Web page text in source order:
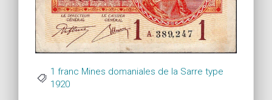
1 franc Mines domaniales de la Sarre type
1920